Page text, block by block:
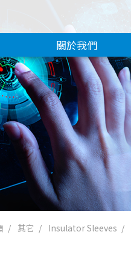
關於我們
其它 Insulator Sleeves